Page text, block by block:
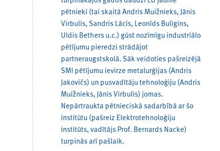
pētnieki (tai skaitā Andris Muižnieks, Jānis
Virbulis, Sandris Lācis, Leonīds Buligins,
Uldis Bethers u.c.) gūst nozīmīgu industriālo
pētījumu pieredzi strādājot
partneraugstskolā. Sāk veidoties pašreizējā
SMI pētījumu ievirze metalurģijas (Andris
Jakovičs) un pusvadītāju tehnoloģiju (Andris
Muižnieks, Jānis Virbulis) jomas.
Nepārtraukta pētnieciskā sadarbībā ar šo
institūtu (pašreiz Elektrotehnoloģiju
institūts, vadītājs Prof. Bernards Nacke)
turpinās arī pašlaik.